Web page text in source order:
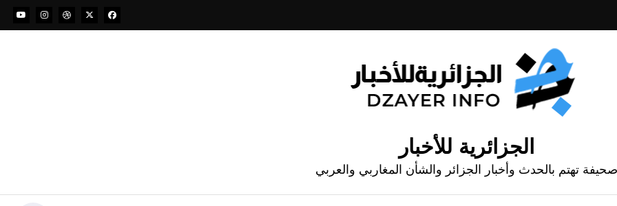
الجزائرية للأخبار
صحيفة تهتم بالحدث وأخبار الجزائر والشأن المغاربي والعربي